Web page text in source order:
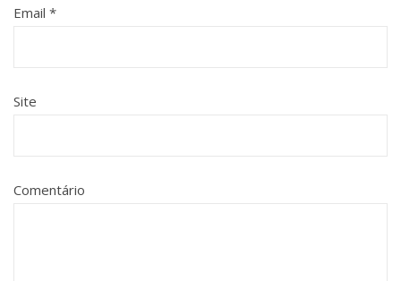
Email *
Site
Comentário